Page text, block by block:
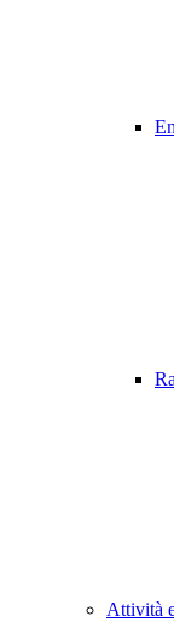
Attività